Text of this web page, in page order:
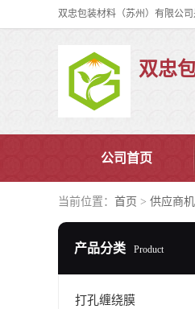
双忠
公司首页
当前位置： 首页 > 供应商机
产品分类 Product
打孔缠绕膜